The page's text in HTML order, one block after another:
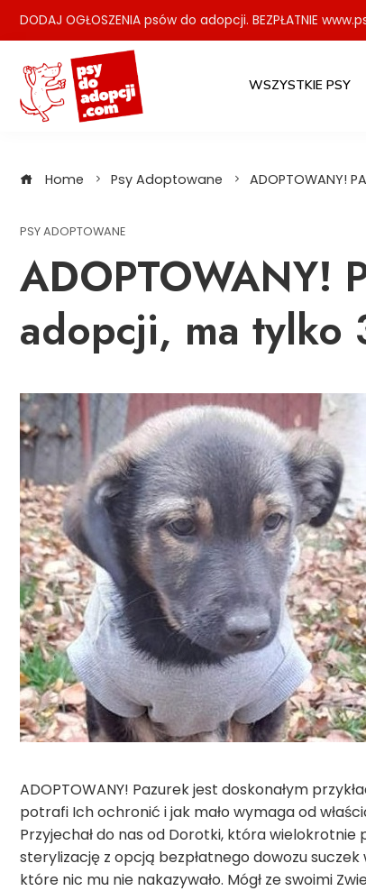
SkipDODAJ OGŁOSZENIA psów do adopcji. BEZPŁATNIE
WSZYSTKIE PSY
Home Psy Adoptowane ADOPTOWANY!
PSY ADOPTOWANE
ADOPTOWANY!
adopcji, ma tylko
ADOPTOWANY! Pazurek jest doskonałym
potrafi Ich ochronić i jak mało wymaga od
Przyjechał do nas od Dorotki, która
sterylizację z opcją bezpłatnego dowozu suczek
które nic mu nie nakazywało. Mógł ze swoimi